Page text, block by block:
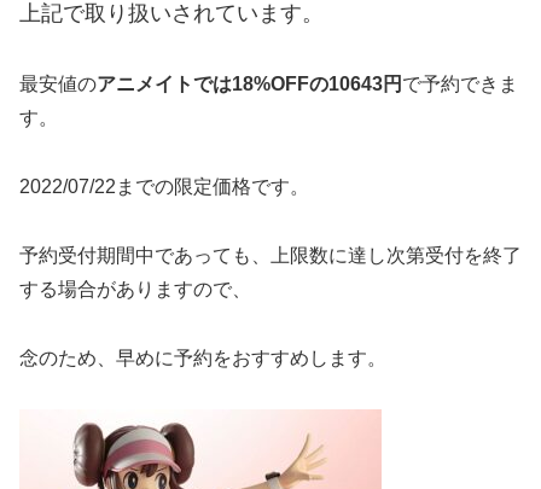
上記で取り扱いされています。
最安値のアニメイトでは18%OFFの10643円 で予約できま
す。
2022/07/22までの限定価格です。
予約受付期間中であっても、上限数に達し次第受付を終了
する場合がありますので、
念のため、早めに予約をおすすめします。